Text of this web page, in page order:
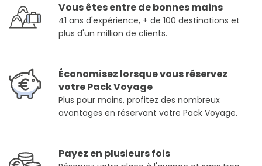
Vous êtes entre de bonnes mains
41 ans d'expérience, + de 100 destinations et
plus d'un million de clients.
Économisez lorsque vous réservez
votre Pack Voyage
Plus pour moins, profitez des nombreux
avantages en réservant votre Pack Voyage.
Payez en plusieurs fois